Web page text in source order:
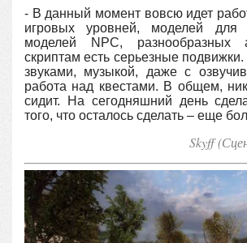
- В данный момент вовсю идет
игровых уровней, моделей для
моделей NPC, разнообразных
скриптам есть серьезные
звуками, музыкой, даже с
работа над квестами. В общем,
сидит. На сегодняшний день
того, что осталось сделать – еще
Skyff